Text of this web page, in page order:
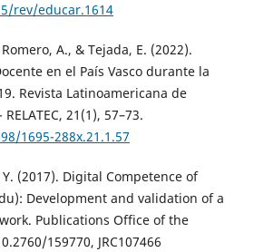
rev/educar.1614
A., & Tejada, E. (2022).
en el País Vasco durante la
Revista Latinoamericana de
21(1), 57–73.
1695-288x.21.1.57
(2017). Digital Competence of
Development and validation of a
Publications Office of the
159770, JRC107466